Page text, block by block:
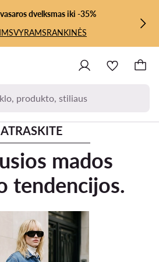
TURINIO
dvelksmas iki -35%
VYRAMSRANKINĖS
produkto, stiliaus
ATRASKITE
mados
tendencijos.